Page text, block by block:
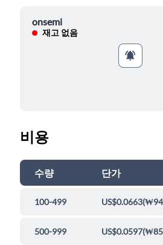
onsemi
재고 없음
비용
수량 단가
100-499 US$0.0663(₩94
500-999 US$0.0597(₩85